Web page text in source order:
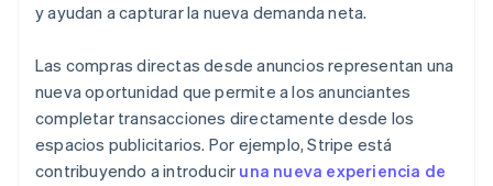
y ayudan a capturar la nueva demanda neta.
Las compras directas desde anuncios representan una
nueva oportunidad que permite a los anunciantes
completar transacciones directamente desde los
espacios publicitarios. Por ejemplo, Stripe está
contribuyendo a introducir una nueva experiencia de